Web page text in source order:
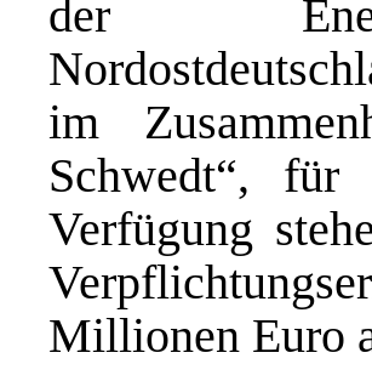
der
im
Schwedt“,
Verfügung
Millionen Euro